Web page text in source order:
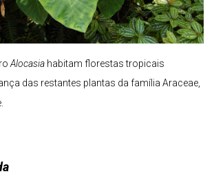
Alocasia habitam florestas tropicais
das restantes plantas da família Araceae,